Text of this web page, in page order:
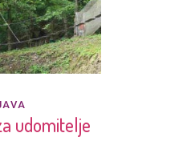
udomitelje